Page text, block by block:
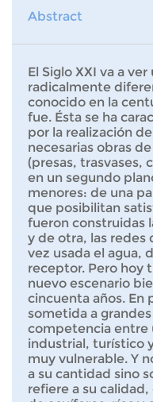
Abstract
El Siglo XXI va a
radicalmente
conocido en la
fue. Ésta se ha
por la realización
necesarias obras
(presas, trasvases,
en un segundo
menores: de una
que posibilitan
fueron construidas
y de otra, las redes
vez usada el agua,
receptor. Pero hoy
nuevo escenario
cincuenta años. En
sometida a
competencia entre
industrial, turístico
muy vulnerable. Y
a su cantidad sino
refiere a su